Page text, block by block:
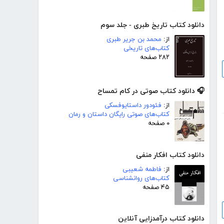
دانلود کتاب تاریخ طبری - جلد سوم
از: محمد بن جریر طبری
کتاب‌های تاریخی
۲۸۲ صفحه
🎧 دانلود کتاب صوتی در کام تمساح
از: فئودور داستایوفسکی
کتاب‌های صوتی رایگان داستان و رمان
۰ صفحه
دانلود کتاب افکار منفی
از: فاطمه شعیبی
کتاب‌های روانشناسی
۴۵ صفحه
دانلود کتاب درآمدزایی آنلاین